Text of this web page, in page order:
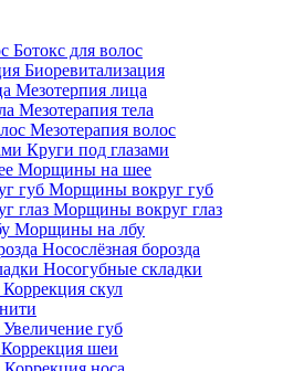
Ботокс для волос
Биоревитализация
Мезотерпия лица
Мезотерапия тела
Мезотерапия волос
Круги под глазами
Морщины на шее
Морщины вокруг губ
Морщины вокруг глаз
Морщины на лбу
Носослёзная борозда
Носогубные складки
Коррекция скул
Увеличение губ
Коррекция шеи